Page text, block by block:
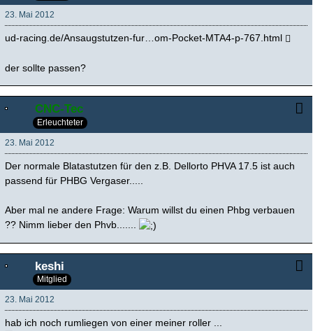
23. Mai 2012
ud-racing.de/Ansaugstutzen-fur…om-Pocket-MTA4-p-767.html
der sollte passen?
CNC-Tec
Erleuchteter
23. Mai 2012
Der normale Blatastutzen für den z.B. Dellorto PHVA 17.5 ist auch
passend für PHBG Vergaser.....
Aber mal ne andere Frage: Warum willst du einen Phbg verbauen
?? Nimm lieber den Phvb.......
keshi
Mitglied
23. Mai 2012
hab ich noch rumliegen von einer meiner roller ...